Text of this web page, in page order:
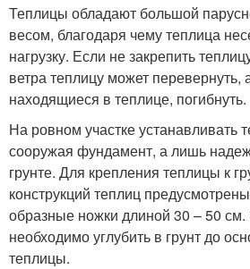
Теплицы обладают большой
весом, благодаря чему теплица
нагрузку. Если не закрепить
ветра теплицу может перевернуть,
находящиеся в теплице, погибнуть.
На ровном участке устанавливать
сооружая фундамент, а лишь
грунте. Для крепления теплицы к
конструкций теплиц
образные ножки длиной 30 – 50
необходимо углубить в грунт до
теплицы.